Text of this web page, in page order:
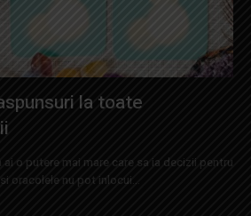
la toate
o putere mai mare care sa ia decizii pentru
oracolele nu pot inlocui...